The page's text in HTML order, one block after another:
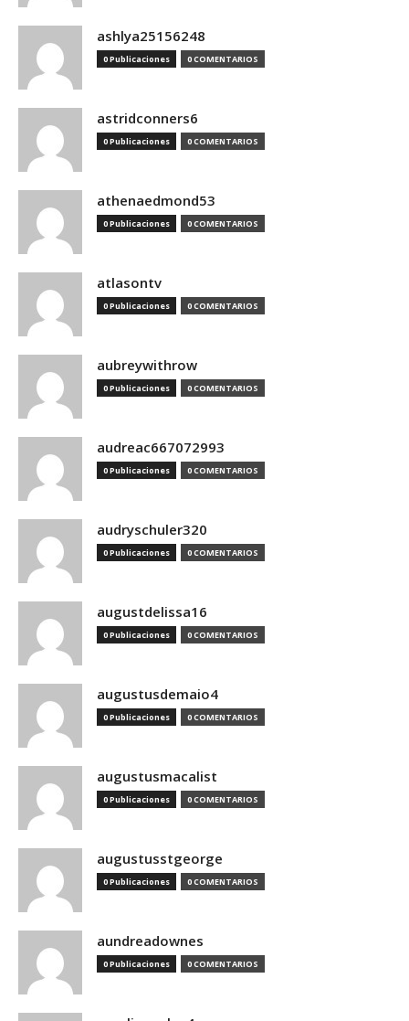
ashlya25156248
0 Publicaciones 0 COMENTARIOS
astridconners6
0 Publicaciones 0 COMENTARIOS
athenaedmond53
0 Publicaciones 0 COMENTARIOS
atlasontv
0 Publicaciones 0 COMENTARIOS
aubreywithrow
0 Publicaciones 0 COMENTARIOS
audreac667072993
0 Publicaciones 0 COMENTARIOS
audryschuler320
0 Publicaciones 0 COMENTARIOS
augustdelissa16
0 Publicaciones 0 COMENTARIOS
augustusdemaio4
0 Publicaciones 0 COMENTARIOS
augustusmacalist
0 Publicaciones 0 COMENTARIOS
augustusstgeorge
0 Publicaciones 0 COMENTARIOS
aundreadownes
0 Publicaciones 0 COMENTARIOS